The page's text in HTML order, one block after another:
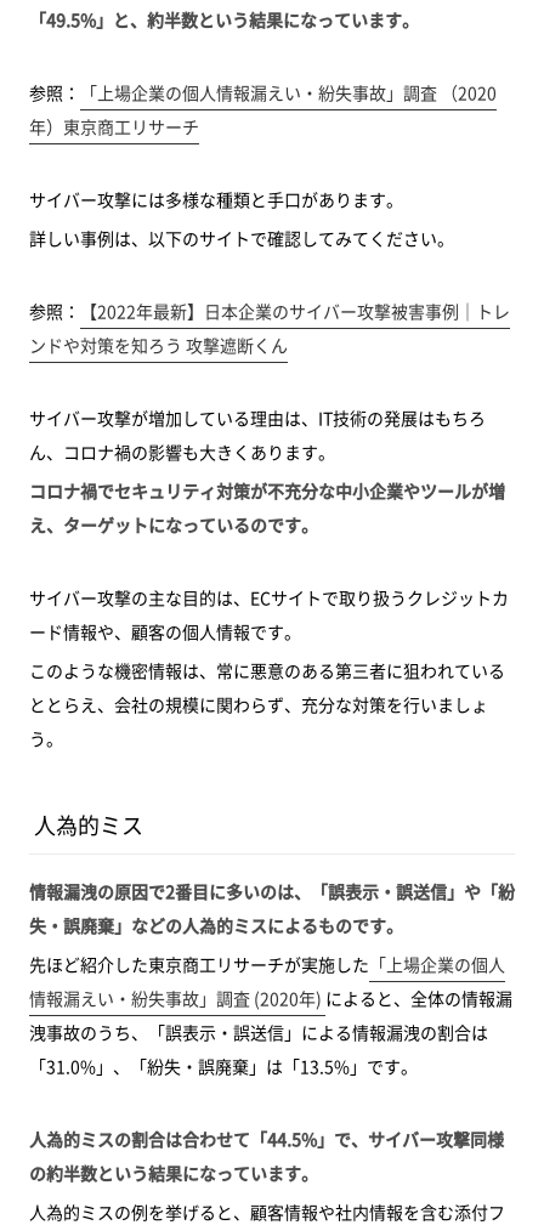
「49.5%」と、約半数という結果になっています。
参照：
「上場企業の個人情報漏えい・紛失事故」調査 （2020
年）東京商工リサーチ
サイバー攻撃には多様な種類と手口があります。
詳しい事例は、以下のサイトで確認してみてください。
参照：
【2022年最新】日本企業のサイバー攻撃被害事例｜トレ
ンドや対策を知ろう 攻撃遮断くん
サイバー攻撃が増加している理由は、IT技術の発展はもちろ
ん、コロナ禍の影響も大きくあります。
コロナ禍でセキュリティ対策が不充分な中小企業やツールが増
え、ターゲットになっているのです。
サイバー攻撃の主な目的は、ECサイトで取り扱うクレジットカ
ード情報や、顧客の個人情報です。
このような機密情報は、常に悪意のある第三者に狙われている
ととらえ、会社の規模に関わらず、充分な対策を行いましょ
う。
人為的ミス
情報漏洩の原因で2番目に多いのは、「誤表示・誤送信」や「紛
失・誤廃棄」などの人為的ミスによるものです。
先ほど紹介した東京商工リサーチが実施した 「上場企業の個人
情報漏えい・紛失事故」調査 (2020年) によると、全体の情報漏
洩事故のうち、「誤表示・誤送信」による情報漏洩の割合は
「31.0%」、「紛失・誤廃棄」は「13.5%」です。
人為的ミスの割合は合わせて「44.5%」で、サイバー攻撃同様
の約半数という結果になっています。
人為的ミスの例を挙げると、顧客情報や社内情報を含む添付フ